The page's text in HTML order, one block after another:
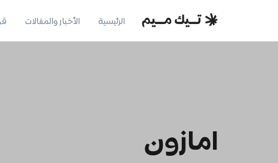
الرئيسية الأخبار والمقالات
امازون